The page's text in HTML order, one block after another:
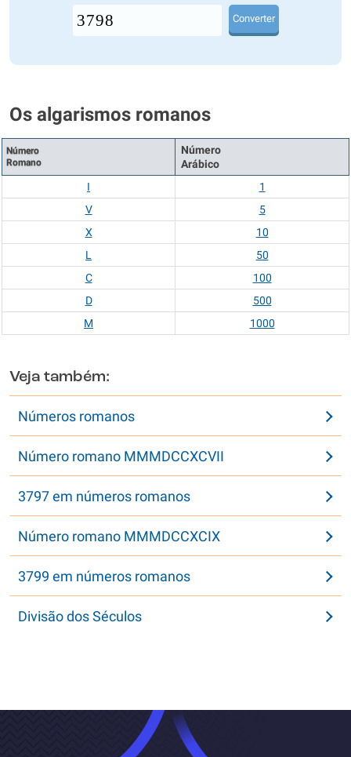
Converter
Os algarismos romanos
Número
Romano
Número
Arábico
I
1
V
5
X
10
L
50
C
100
D
500
M
1000
Veja também:
Números romanos
Número romano MMMDCCXCVII
3797 em números romanos
Número romano MMMDCCXCIX
3799 em números romanos
Divisão dos Séculos